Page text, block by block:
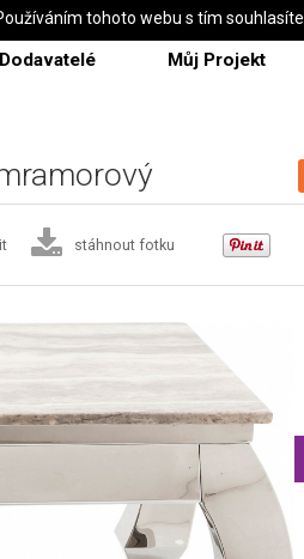
Dodavatelé Můj Projekt
stáhnout fotku
tohoto webu s tím souhlasíte.